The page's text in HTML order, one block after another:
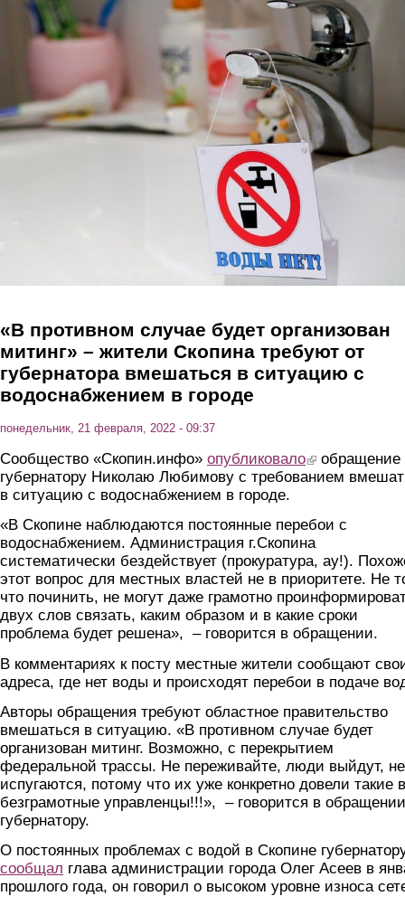
Перейти к основному содержанию
«В противном случае будет организован
митинг» – жители Скопина требуют от
губернатора вмешаться в ситуацию с
водоснабжением в городе
понедельник, 21 февраля, 2022 - 09:37
Сообщество «Скопин.инфо» опубликовало(link is external)
обращение
губернатору Николаю Любимову с требованием
в ситуацию с водоснабжением в городе.
«В Скопине наблюдаются постоянные перебои с
водоснабжением. Администрация г.Скопина
систематически бездействует (прокуратура, ау!).
этот вопрос для местных властей не в приоритете. Не
что починить, не могут даже грамотно
двух слов связать, каким образом и в какие сроки
проблема будет решена», – говорится в обращении.
В комментариях к посту местные жители сообщают
адреса, где нет воды и происходят перебои в подаче
Авторы обращения требуют областное правительство
вмешаться в ситуацию. «В противном случае будет
организован митинг. Возможно, с перекрытием
федеральной трассы. Не переживайте, люди выйдут, не
испугаются, потому что их уже конкретно довели такие
безграмотные управленцы!!!», – говорится в
губернатору.
О постоянных проблемах с водой в Скопине
сообщал глава администрации города Олег Асеев в
прошлого года, он говорил о высоком уровне износа